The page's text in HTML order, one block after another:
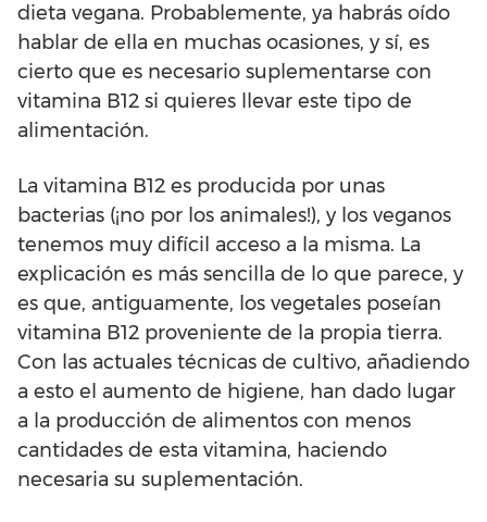
dieta vegana. Probablemente, ya habrás oído
hablar de ella en muchas ocasiones, y sí, es
cierto que es necesario suplementarse con
vitamina B12 si quieres llevar este tipo de
alimentación.
La vitamina B12 es producida por unas
bacterias (¡no por los animales!), y los veganos
tenemos muy difícil acceso a la misma. La
explicación es más sencilla de lo que parece, y
es que, antiguamente, los vegetales poseían
vitamina B12 proveniente de la propia tierra.
Con las actuales técnicas de cultivo, añadiendo
a esto el aumento de higiene, han dado lugar
a la producción de alimentos con menos
cantidades de esta vitamina, haciendo
necesaria su suplementación.